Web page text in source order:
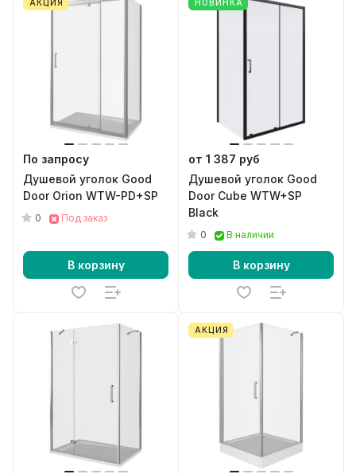
АКЦИЯ
По запросу
Душевой уголок Good
Door Orion WTW-PD+SP
0 Под заказ
В корзину
НОВИНКА
от 1 387 руб
Душевой уголок Good
Door Cube WTW+SP
Black
0 В наличии
В корзину
АКЦИЯ